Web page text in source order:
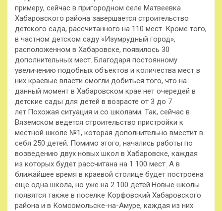
примеру, сейчас в пригородном селе Матвеевка
Хабаровского района завершается строительство
детского сада, рассчитанного на 110 мест. Кроме того,
в частном детском саду «Изумрудный город»,
расположенном в Хабаровске, появилось 30
дополнительных мест. Благодаря постоянному
увеличению подобных объектов и количества мест в
них краевые власти смогли добиться того, что на
данный момент в Хабаровском крае нет очередей в
детские сады для детей в возрасте от 3 до 7
лет.Похожая ситуация и со школами. Так, сейчас в
Вяземском ведется строительство пристройки к
местной школе №1, которая дополнительно вместит в
себя 250 детей. Помимо этого, начались работы по
возведению двух новых школ в Хабаровске, каждая
из которых будет рассчитана на 1 100 мест. А в
ближайшее время в краевой столице будет построена
еще одна школа, но уже на 2 100 детей.Новые школы
появятся также в поселке Корфовский Хабаровского
района и в Комсомольске-на-Амуре, каждая из них